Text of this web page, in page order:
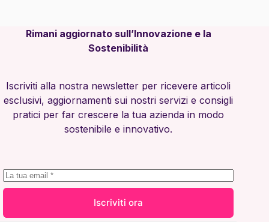
Rimani aggiornato sull’Innovazione e la
Sostenibilità
Iscriviti alla nostra newsletter per ricevere articoli
esclusivi, aggiornamenti sui nostri servizi e consigli
pratici per far crescere la tua azienda in modo
sostenibile e innovativo.
Iscriviti ora